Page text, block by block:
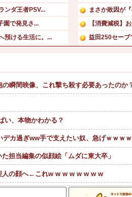
ンダ王者PSV...
園で発見さ...
預ける生活に。...
ドレス、...
クーラーが…」 ...
まさか敗因が
【消費減税】
益田250セー
韓国人「現在
の瞬間映像、これ撃ち殺す必要あったのか
い、本物かわかる？
デカ過ぎww手で支えたい奴、急げｗｗｗｗ
担当編集の似顔絵「ムダに東大卒」
人の顔へ←これw w w w w w w w
に気付いてしまった結果…